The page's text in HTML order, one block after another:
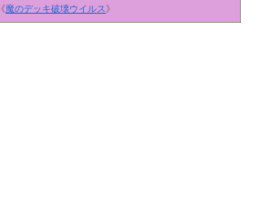
《魔のデッキ破壊ウイルス》